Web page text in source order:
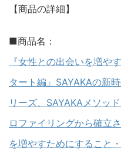
【商品の詳細】
■商品名：
『女性との出会いを増や
タート編』SAYAKAの新
リーズ、SAYAKAメソ
ロファイリングから確立
を増やすためにすること